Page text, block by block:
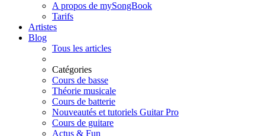
A propos de mySongBook
Tarifs
Artistes
Blog
Tous les articles
Catégories
Cours de basse
Théorie musicale
Cours de batterie
Nouveautés et tutoriels Guitar Pro
Cours de guitare
Actus & Fun